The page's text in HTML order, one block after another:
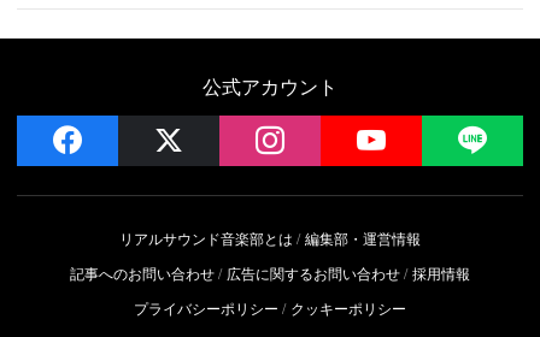
公式アカウント
facebook instagram YouTube
リアルサウンド音楽部とは
編集部・運営情報
記事へのお問い合わせ
広告に関するお問い合わせ 採用情報
プライバシーポリシー
クッキーポリシー